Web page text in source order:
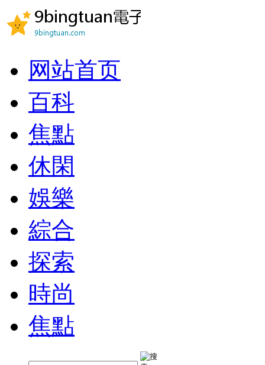
网站首页
百科
焦點
休閑
娛樂
綜合
探索
時尚
焦點